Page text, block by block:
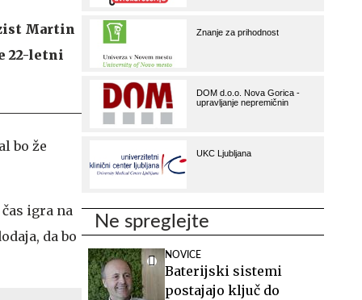
Martin
22-letni
bo že
igra na
da bo
Ne spreglejte
NOVICE
Baterijski sistemi
postajajo ključ do